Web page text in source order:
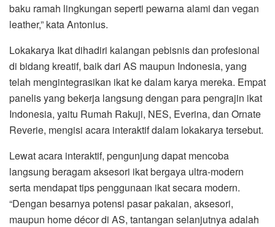
baku ramah lingkungan seperti pewarna alami dan vegan
leather,” kata Antonius.
Lokakarya Ikat dihadiri kalangan pebisnis dan profesional
di bidang kreatif, baik dari AS maupun Indonesia, yang
telah mengintegrasikan ikat ke dalam karya mereka. Empat
panelis yang bekerja langsung dengan para pengrajin ikat
Indonesia, yaitu Rumah Rakuji, NES, Everina, dan Ornate
Reverie, mengisi acara interaktif dalam lokakarya tersebut.
Lewat acara interaktif, pengunjung dapat mencoba
langsung beragam aksesori ikat bergaya ultra-modern
serta mendapat tips penggunaan ikat secara modern.
“Dengan besarnya potensi pasar pakaian, aksesori,
maupun home décor di AS, tantangan selanjutnya adalah